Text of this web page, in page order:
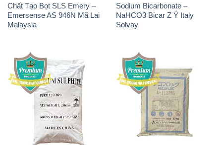
Chất Tạo Bọt SLS Emery –
Emersense AS 946N Mã Lai
Malaysia
Sodium Bicarbonate –
NaHCO3 Bicar Z Ý Italy
Solvay